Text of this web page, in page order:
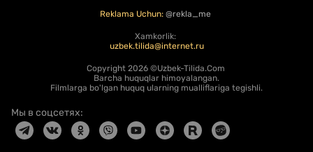
Reklama Uchun: @rekla_me
Xamkorlik:
uzbek.tilida@internet.ru
Copyright 2026 ©Uzbek-Tilida.Com
Barcha huquqlar himoyalangan.
Filmlarga bo'lgan huquq ularning mualliflariga tegishli.
Мы в соцсетях: